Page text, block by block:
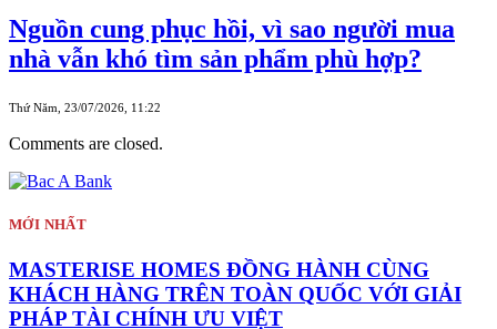
Nguồn cung phục hồi, vì sao người mua
nhà vẫn khó tìm sản phẩm phù hợp?
Thứ Năm, 23/07/2026, 11:22
Comments are closed.
MỚI NHẤT
MASTERISE HOMES ĐỒNG HÀNH CÙNG
KHÁCH HÀNG TRÊN TOÀN QUỐC VỚI GIẢI
PHÁP TÀI CHÍNH ƯU VIỆT